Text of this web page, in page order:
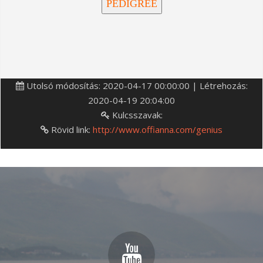
Utolsó módosítás: 2020-04-17 00:00:00 | Létrehozás:
2020-04-19 20:04:00
Kulcsszavak:
Rövid link: http://www.offianna.com/genius